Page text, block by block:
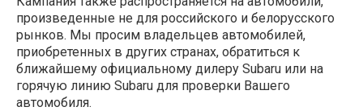
произведенные не для российского и белорусского
рынков. Мы просим владельцев автомобилей,
приобретенных в других странах, обратиться к
ближайшему официальному дилеру Subaru или на
горячую линию Subaru для проверки Вашего
автомобиля.